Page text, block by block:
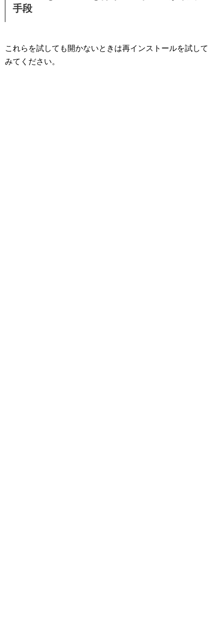
手段
これらを試しても開かないときは再インストールを試して
みてください。